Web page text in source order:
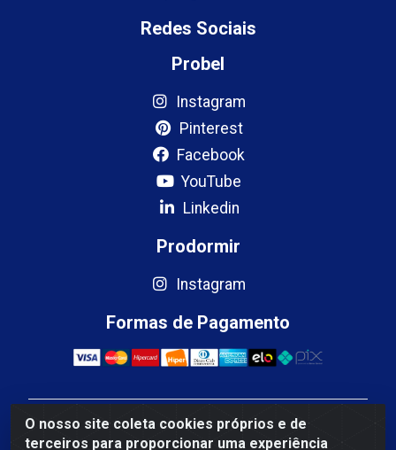
O nosso site coleta cookies próprios e de
terceiros para proporcionar uma experiência
Redes Sociais
Probel
Instagram
Pinterest
Facebook
YouTube
Linkedin
Prodormir
Instagram
Formas de Pagamento
Mercosul Espumas Industriais LTDA - Rua 13, SN,
Quadra009 Lote 0007 - Polo Empresarial Goias - Etapa